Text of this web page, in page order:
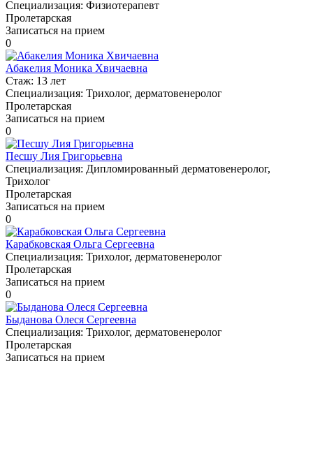
Специализация: Физиотерапевт
Пролетарская
Записаться на прием
0
Абакелия Моника Хвичаевна
Стаж: 13 лет
Специализация: Трихолог, дерматовенеролог
Пролетарская
Записаться на прием
0
Песшу Лия Григорьевна
Специализация: Дипломированный дерматовенеролог,
Трихолог
Пролетарская
Записаться на прием
0
Карабковская Ольга Сергеевна
Специализация: Трихолог, дерматовенеролог
Пролетарская
Записаться на прием
0
Быданова Олеся Сергеевна
Специализация: Трихолог, дерматовенеролог
Пролетарская
Записаться на прием